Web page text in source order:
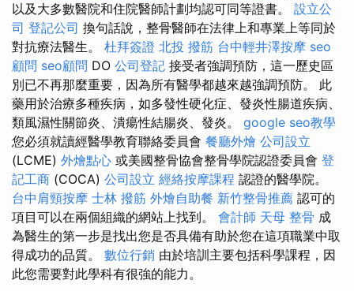
以及大多數醫院和住院醫師計劃均認可同等證書。 設立公
司 登記公司 換句話說，整骨醫師在法律上和專業上等同於
對抗療法醫生。 杜拜簽證 北投 撥筋 台中輕井澤按摩 seo
顧問 seo顧問 DO 公司登記 接受者強調預防，這一歷史區
別已不再那麼重要，因為所有醫學都越來越強調預防。 此
藥用於治療多種疾病，如多發性硬化症、發炎性腸道疾病、
類風濕性關節炎、潰瘍性結腸炎、發炎。 google seo教學
您必須就讀經醫學教育聯絡委員會 餐廳外燴 公司設立
(LCME) 外燴點心 或美國整骨協會整骨學院認證委員會 登
記工商 (COCA) 公司設立 經絡按摩課程 認證的醫學院。
台中肩頸按摩 士林 撥筋 外燴自助餐 新竹整骨推薦 認可的
項目可以在兩個組織的網站上找到。 會計師 天母 整骨 成
為醫生的第一步是找出您是否具備有助於您在這項職業中取
得成功的品質。 數位行銷 由於培訓主要包括科學課程，因
此您需要對此學科有很強的能力。